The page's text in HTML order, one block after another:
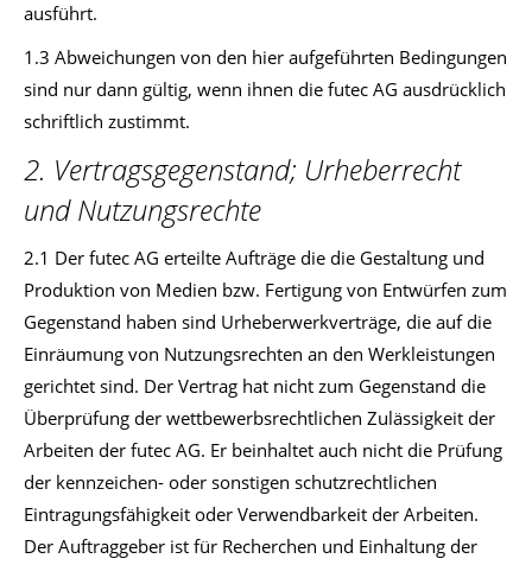
ausführt.
1.3 Abweichungen von den hier aufgeführten Bedingungen
sind nur dann gültig, wenn ihnen die futec AG ausdrücklich
schriftlich zustimmt.
2. Vertragsgegenstand; Urheberrecht
und Nutzungsrechte
2.1 Der futec AG erteilte Aufträge die die Gestaltung und
Produktion von Medien bzw. Fertigung von Entwürfen zum
Gegenstand haben sind Urheberwerkverträge, die auf die
Einräumung von Nutzungsrechten an den Werkleistungen
gerichtet sind. Der Vertrag hat nicht zum Gegenstand die
Überprüfung der wettbewerbsrechtlichen Zulässigkeit der
Arbeiten der futec AG. Er beinhaltet auch nicht die Prüfung
der kennzeichen- oder sonstigen schutzrechtlichen
Eintragungsfähigkeit oder Verwendbarkeit der Arbeiten.
Der Auftraggeber ist für Recherchen und Einhaltung der